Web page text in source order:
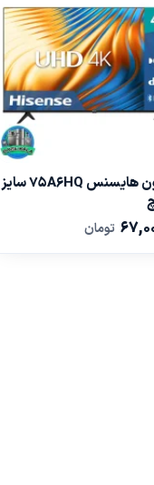
تلویزیون هایسنس 75A6HQ سایز
تومان